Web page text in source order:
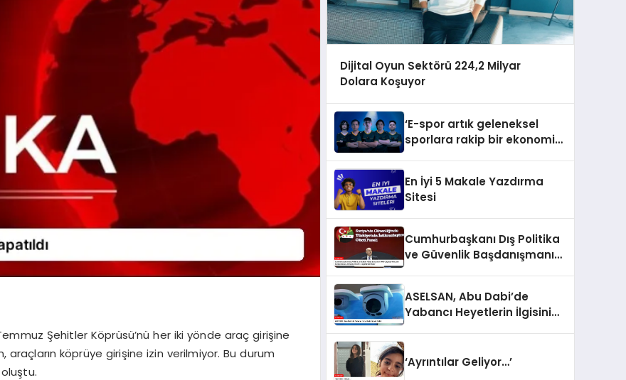
Şehitler Köprüsü’nü her iki yönde araç girişine
köprüye girişine izin verilmiyor. Bu durum
Dijital Oyun Sektörü 224,2 Milyar
Dolara Koşuyor
‘E-spor artık geleneksel
sporlara rakip bir ekonomik
En İyi 5 Makale Yazdırma
Sitesi
Cumhurbaşkanı Dış Politika
ve Güvenlik Başdanışmanı
Değerlendirmeler
ASELSAN, Abu Dabi’de
Yabancı Heyetlerin İlgisini
‘Ayrıntılar Geliyor…’